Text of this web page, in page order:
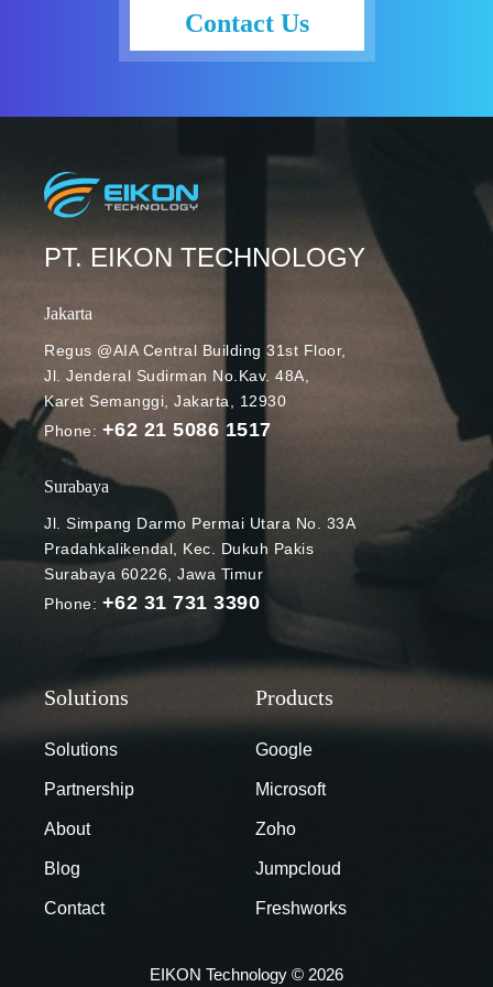
Contact Us
PT. EIKON TECHNOLOGY
Jakarta
Regus @AIA Central Building 31st Floor,
Jl. Jenderal Sudirman No.Kav. 48A,
Karet Semanggi, Jakarta, 12930
Phone: +62 21 5086 1517
Surabaya
Jl. Simpang Darmo Permai Utara No. 33A
Pradahkalikendal, Kec. Dukuh Pakis
Surabaya 60226, Jawa Timur
Phone: +62 31 731 3390
Solutions
Partnership
About
Blog
Contact
Google
Microsoft
Zoho
Jumpcloud
Freshworks
EIKON Technology © 2026